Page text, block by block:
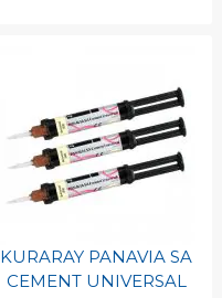
KURARAY PANAVIA SA
CEMENT UNIVERSAL